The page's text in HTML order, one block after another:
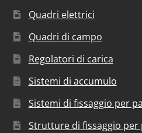
Quadri elettrici
Quadri di campo
Regolatori di carica
Sistemi di accumulo
Sistemi di fissaggio per
Strutture di fissaggio